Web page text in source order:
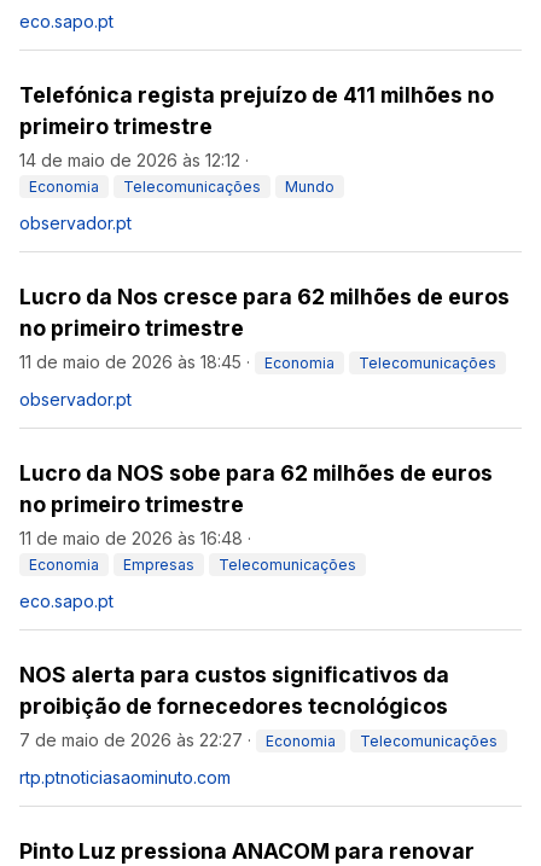
eco.sapo.pt
Telefónica regista prejuízo de 411 milhões no
primeiro trimestre
14 de maio de 2026 às 12:12 ·
Economia Telecomunicações Mundo
observador.pt
Lucro da Nos cresce para 62 milhões de euros
no primeiro trimestre
11 de maio de 2026 às 18:45 · Economia Telecomunicações
observador.pt
Lucro da NOS sobe para 62 milhões de euros
no primeiro trimestre
11 de maio de 2026 às 16:48 ·
Economia Empresas Telecomunicações
eco.sapo.pt
NOS alerta para custos significativos da
proibição de fornecedores tecnológicos
7 de maio de 2026 às 22:27 · Economia Telecomunicações
rtp.ptnoticiasaominuto.com
Pinto Luz pressiona ANACOM para renovar